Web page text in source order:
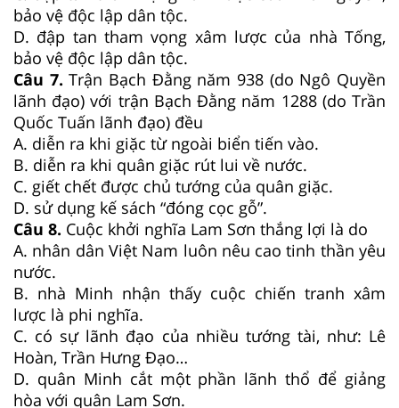
bảo vệ độc lập dân tộc.
D. đập tan tham vọng xâm lược của nhà Tống,
bảo vệ độc lập dân tộc.
Câu 7.Trận Bạch Đằng năm 938 (do Ngô Quyền
lãnh đạo) với trận Bạch Đằng năm 1288 (do Trần
Quốc Tuấn lãnh đạo) đều
A. diễn ra khi giặc từ ngoài biển tiến vào.
B. diễn ra khi quân giặc rút lui về nước.
C. giết chết được chủ tướng của quân giặc.
D. sử dụng kế sách “đóng cọc gỗ”.
Câu 8. Cuộc khởi nghĩa Lam Sơn thắng lợi là do
A. nhân dân Việt Nam luôn nêu cao tinh thần yêu
nước.
B. nhà Minh nhận thấy cuộc chiến tranh xâm
lược là phi nghĩa.
C. có sự lãnh đạo của nhiều tướng tài, như: Lê
Hoàn, Trần Hưng Đạo…
D. quân Minh cắt một phần lãnh thổ để giảng
hòa với quân Lam Sơn.